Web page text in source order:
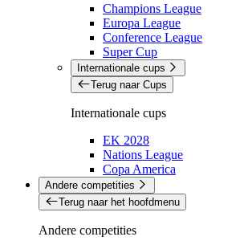
Champions League
Europa League
Conference League
Super Cup
Internationale cups
Terug naar Cups
Internationale cups
EK 2028
Nations League
Copa America
Andere competities
Terug naar het hoofdmenu
Andere competities